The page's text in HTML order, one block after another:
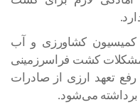
کشاورزی و آب
کشت فراسرزمینی
رفع تعهد ارزی از صادرات
می‌شود.